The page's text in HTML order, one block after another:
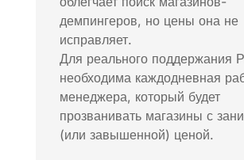
демпингеров, но цены она не
исправляет.
Для реального поддержания
необходима каждодневная
менеджера, который будет
прозванивать магазины с
(или завышенной) ценой.